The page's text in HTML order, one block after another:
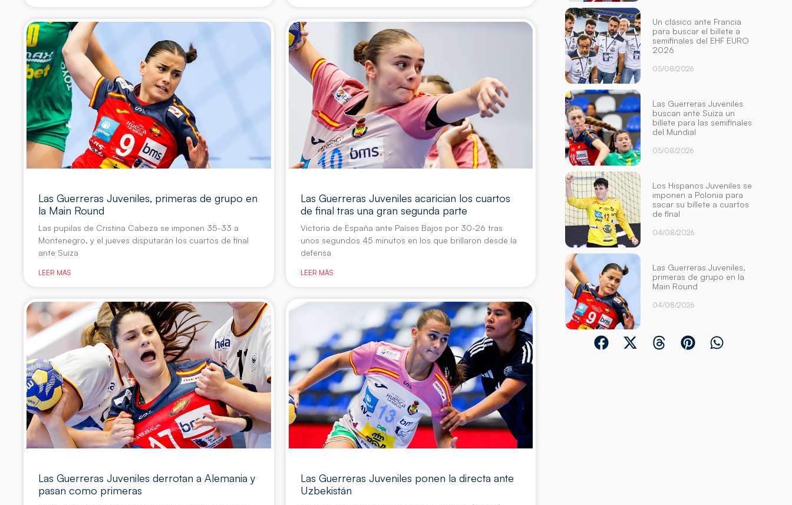
Las Guerreras Juveniles, primeras de grupo en
la Main Round
Las pupilas de Cristina Cabeza se imponen 35-33 a
Montenegro, y el jueves disputarán los cuartos de final
ante Suiza
LEER MÁS
Las Guerreras Juveniles acarician los cuartos
de final tras una gran segunda parte
Victoria de España ante Países Bajos por 30-26 tras
unos segundos 45 minutos en los que brillaron desde la
defensa
LEER MÁS
Las Guerreras Juveniles derrotan a Alemania y
pasan como primeras
Las Guerreras Juveniles ponen la directa ante
Uzbekistán
Un clásico ante Francia
para buscar el billete a
semifinales del EHF EURO
2026
05/08/2026
Las Guerreras Juveniles
buscan ante Suiza un
billete para las semifinales
del Mundial
05/08/2026
Los Hispanos Juveniles se
imponen a Polonia para
sacar su billete a cuartos
de final
04/08/2026
Las Guerreras Juveniles,
primeras de grupo en la
Main Round
04/08/2026